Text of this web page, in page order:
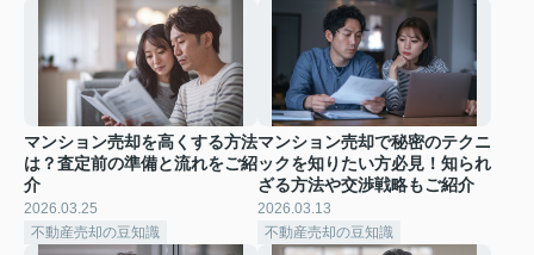
マンション売却を高くする方法
は？査定前の準備と流れをご紹
介
2026.03.25
不動産売却の豆知識
マンション売却で秘密のテクニ
ックを知りたい方必見！知られ
ざる方法や交渉戦略もご紹介
2026.03.13
不動産売却の豆知識